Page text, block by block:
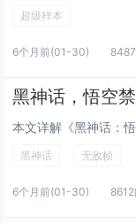
超级样本
6个月前(01-30)
黑神话 无敌帧
6个月前(01-30)